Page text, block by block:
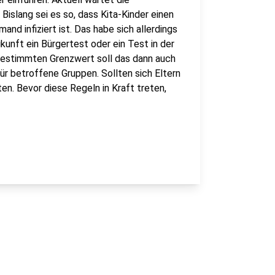
sei es so, dass Kita-Kinder einen
infiziert ist. Das habe sich allerdings
ein Bürgertest oder ein Test in der
Grenzwert soll das dann auch
betroffene Gruppen. Sollten sich Eltern
Bevor diese Regeln in Kraft treten,